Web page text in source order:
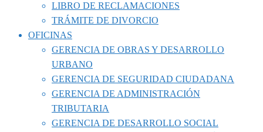
LIBRO DE RECLAMACIONES
TRÁMITE DE DIVORCIO
OFICINAS
GERENCIA DE OBRAS Y DESARROLLO
URBANO
GERENCIA DE SEGURIDAD CIUDADANA
GERENCIA DE ADMINISTRACIÓN
TRIBUTARIA
GERENCIA DE DESARROLLO SOCIAL